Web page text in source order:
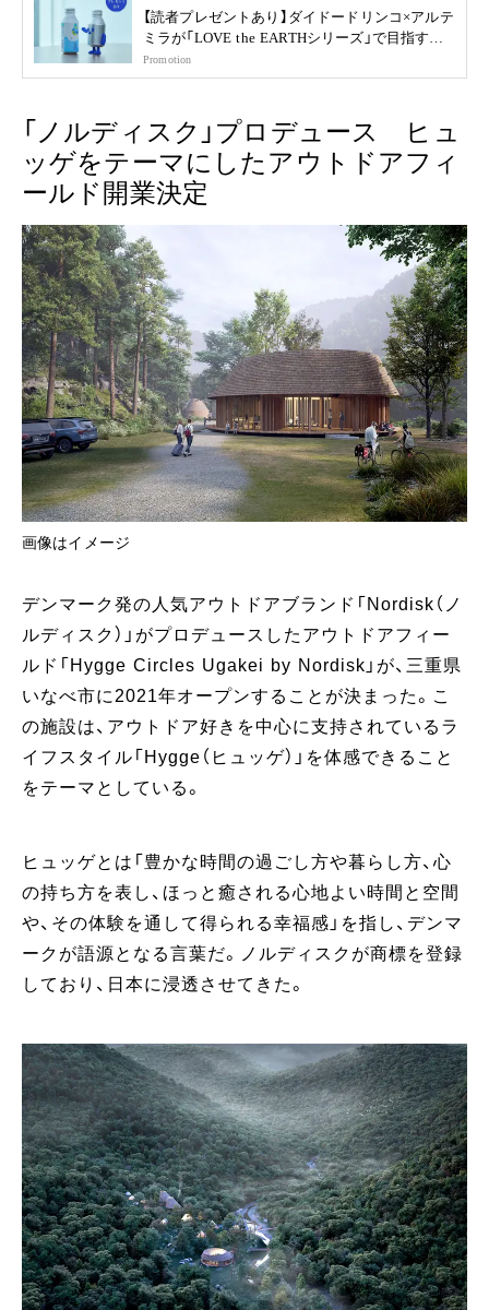
【読者プレゼントあり】ダイドードリンコ×アルテ
ミラが「LOVE the EARTHシリーズ」で目指す未
来
Promotion
「ノルディスク」プロデュース ヒュ
ッゲをテーマにしたアウトドアフィ
ールド開業決定
画像はイメージ
デンマーク発の人気アウトドアブランド「Nordisk（ノ
ルディスク）」がプロデュースしたアウトドアフィー
ルド「Hygge Circles Ugakei by Nordisk」が、三重県
いなべ市に2021年オープンすることが決まった。こ
の施設は、アウトドア好きを中心に支持されているラ
イフスタイル「Hygge（ヒュッゲ）」を体感できること
をテーマとしている。
ヒュッゲとは「豊かな時間の過ごし方や暮らし方、心
の持ち方を表し、ほっと癒される心地よい時間と空間
や、その体験を通して得られる幸福感」を指し、デンマ
ークが語源となる言葉だ。ノルディスクが商標を登録
しており、日本に浸透させてきた。